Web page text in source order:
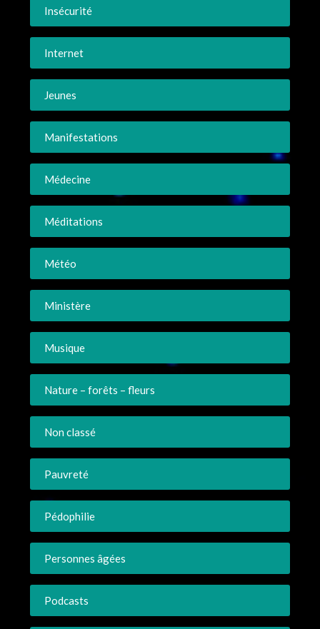
Insécurité
Internet
Jeunes
Manifestations
Médecine
Méditations
Météo
Ministère
Musique
Nature – forêts – fleurs
Non classé
Pauvreté
Pédophilie
Personnes âgées
Podcasts